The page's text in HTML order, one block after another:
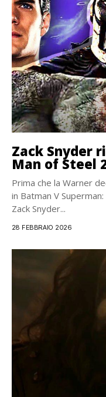
Zack Snyder
Man of Steel
Prima che la Warner
in Batman V
Zack Snyder...
28 FEBBRAIO 2026